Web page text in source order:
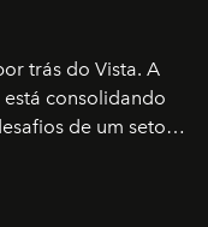
trás do Vista. A
consolidando
de um setor